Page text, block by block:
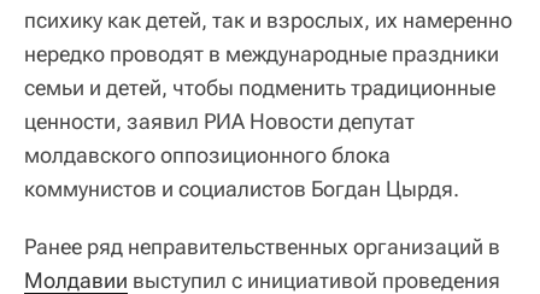
психику как детей, так и взрослых, их намеренно
нередко проводят в международные праздники
семьи и детей, чтобы подменить традиционные
ценности, заявил РИА Новости депутат
молдавского оппозиционного блока
коммунистов и социалистов Богдан Цырдя.
Ранее ряд неправительственных организаций в
Молдавии выступил с инициативой проведения